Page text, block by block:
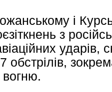
і
з
ударів,
обстрілів,
вогню.